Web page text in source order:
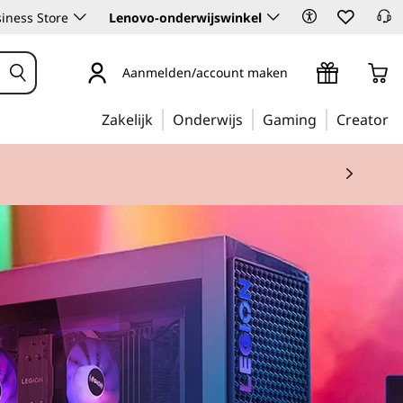
Store Lenovo-onderwijswinkel
Aanmelden/account maken
Zakelijk Onderwijs Gaming Creator